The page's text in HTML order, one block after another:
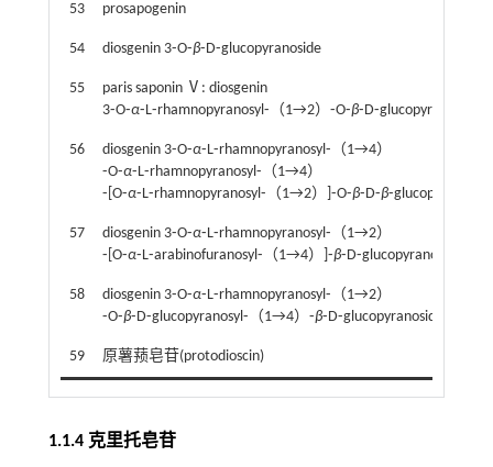
53 prosapogenin
54 diosgenin 3⁃O⁃β⁃D⁃glucopyranoside
55
paris saponin Ⅴ: diosgenin
3⁃O⁃α⁃L⁃rhamnopyranosyl⁃（1→2）⁃O⁃β⁃D⁃glucopyranoside
56 diosgenin 3⁃O⁃α⁃L⁃rhamnopyranosyl⁃（1→4）
⁃O⁃α⁃L⁃rhamnopyranosyl⁃（1→4）
⁃[O⁃α⁃L⁃rhamnopyranosyl⁃（1→2）]⁃O⁃β⁃D⁃β⁃glucopyranoside
57 diosgenin 3⁃O⁃α⁃L⁃rhamnopyranosyl⁃（1→2）
⁃[O⁃α⁃L⁃arabinofuranosyl⁃（1→4）]⁃β⁃D⁃glucopyranoside
58 diosgenin 3⁃O⁃α⁃L⁃rhamnopyranosyl⁃（1→2）
⁃O⁃β⁃D⁃glucopyranosyl⁃（1→4）⁃β⁃D⁃glucopyranoside
59 原薯蓣皂苷(protodioscin)
1.1.4 克里托皂苷